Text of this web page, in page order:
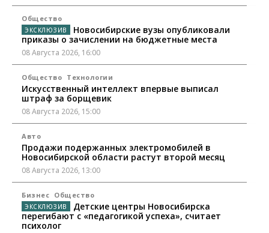
Общество
Новосибирские вузы опубликовали
приказы о зачислении на бюджетные места
08 Августа 2026, 16:00
Общество Технологии
Искусственный интеллект впервые выписал
штраф за борщевик
08 Августа 2026, 15:00
Авто
Продажи подержанных электромобилей в
Новосибирской области растут второй месяц
08 Августа 2026, 13:00
Бизнес Общество
Детские центры Новосибирска
перегибают с «педагогикой успеха», считает
психолог